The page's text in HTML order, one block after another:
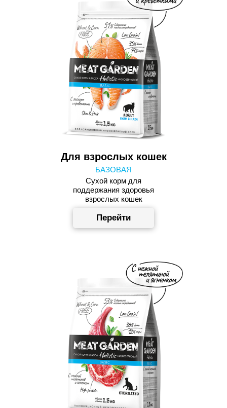
Для взрослых кошек
Сухой корм для
поддержания здоровья
взрослых кошек
БАЗОВАЯ
Перейти